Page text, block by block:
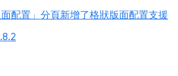
面配置」分頁新增了格狀版面配置支援